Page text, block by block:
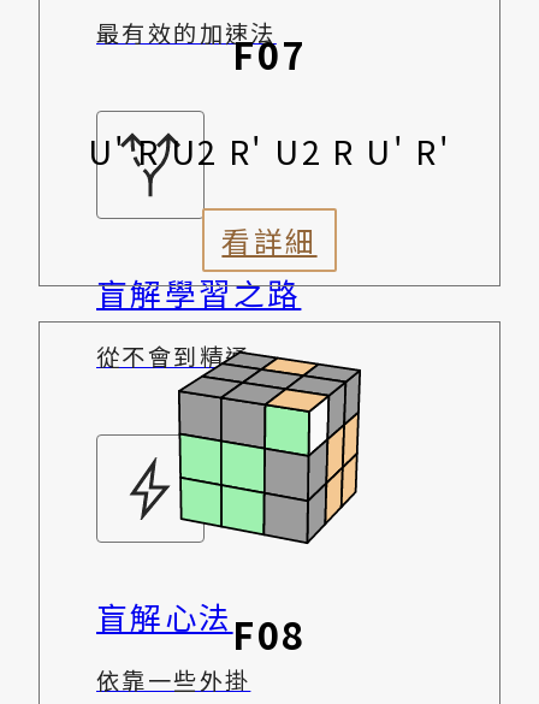
最有效的加速法
盲解學習之路
從不會到精通
盲解心法
依靠一些外掛
F07
U' R U2 R' U2 R U' R'
看詳細
F08